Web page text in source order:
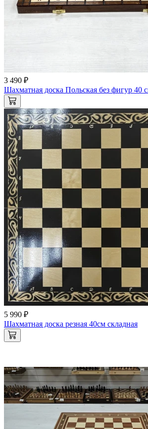
3 490 ₽
Шахматная доска Польская без фигур 40
5 990 ₽
Шахматная доска резная 40см складная